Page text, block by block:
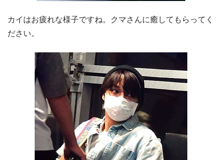
カイはお疲れな様子ですね。クマさんに癒してもらってく
ださい。